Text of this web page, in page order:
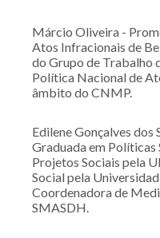
Márcio Oliveira -
Atos Infracionais de
do Grupo de Trabalho
Política Nacional de
âmbito do CNMP.
Edilene Gonçalves dos
Graduada em Políticas
Projetos Sociais pela
Social pela
Coordenadora de
SMASDH.